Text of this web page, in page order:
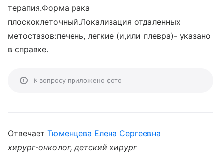
терапия.Форма рака
плоскоклеточный.Локализация отдаленных
метостазов:печень, легкие (и,или плевра)- указано
в справке.
К вопросу приложено фото
ОтвечаетТюменцева Елена Сергеевна
хирург-онколог, детский хирург